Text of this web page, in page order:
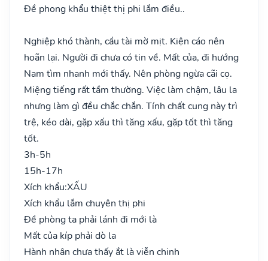
Đề phong khẩu thiệt thị phi lắm điều..
Nghiệp khó thành, cầu tài mờ mịt. Kiện cáo nên
hoãn lại. Người đi chưa có tin về. Mất của, đi hướng
Nam tìm nhanh mới thấy. Nên phòng ngừa cãi cọ.
Miệng tiếng rất tầm thường. Việc làm chậm, lâu la
nhưng làm gì đều chắc chắn. Tính chất cung này trì
trệ, kéo dài, gặp xấu thì tăng xấu, gặp tốt thì tăng
tốt.
3h-5h
15h-17h
Xích khẩu:XẤU
Xích khẩu lắm chuyên thị phi
Đề phòng ta phải lánh đi mới là
Mất của kíp phải dò la
Hành nhân chưa thấy ắt là viễn chinh